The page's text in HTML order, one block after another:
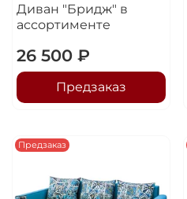
Диван "Бридж" в
ассортименте
26 500 ₽
Предзаказ
Предзаказ